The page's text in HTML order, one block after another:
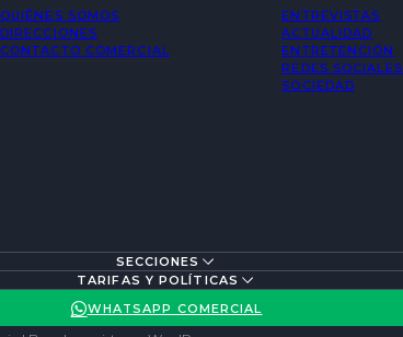
QUIÉNES SOMOS
DIRECCIONES
CONTACTO COMERCIAL
ENTREVISTAS
ACTUALIDAD
ENTRETENCIÓN
REDES SOCIALES
SOCIEDAD
SECCIONES
TARIFAS Y POLÍTICAS
WHATSAPP COMERCIAL